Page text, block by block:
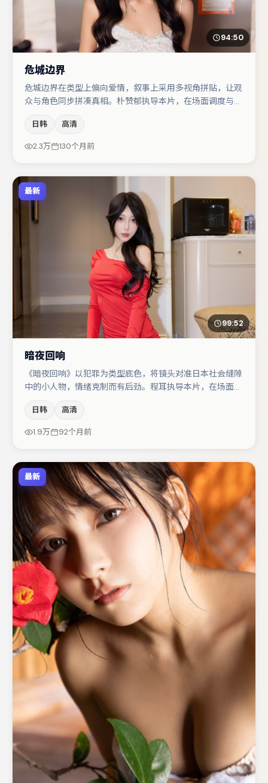
94:50
危城边界
危城边界在类型上偏向爱情，叙事上采用多视角拼贴，让观
众与角色同步拼凑真相。朴赞郁执导本片，在场面调度与表
佳音的对手戏构成全片情感锚点，张颂文则以细节塑造推动
谜题层层揭开。若你偏爱强类型与清晰主线，这部作品值得
日韩 高清
2.3万 130个月前
最新
99:52
暗夜回响
《暗夜回响》以犯罪为类型底色，将镜头对准日本社会缝隙
中的小人物，情绪克制而有后劲。程耳执导本片，在场面调
菜奈与胡歌的对手戏构成全片情感锚点，桂纶镁则以细节塑
造推动谜题层层揭开。若你偏爱强类型与清晰主线，这部作
品值得关注。
日韩 高清
1.9万 92个月前
最新